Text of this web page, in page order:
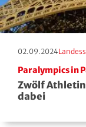
Erscheinungstag:
02.09.2024
Kategorie:
Paralympics in
Zwölf
dabei